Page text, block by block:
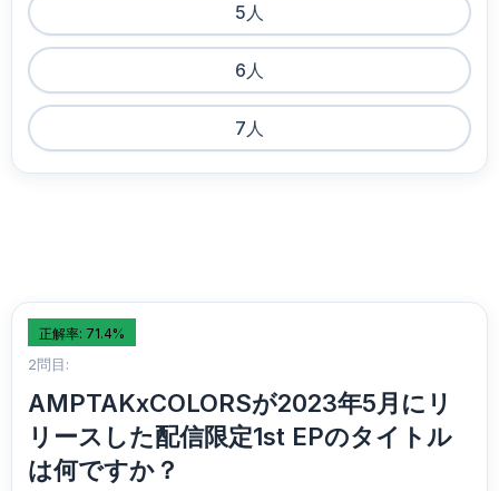
5人
6人
7人
正解率: 71.4%
2問目:
AMPTAKxCOLORSが2023年5月にリ
リースした配信限定1st EPのタイトル
は何ですか？